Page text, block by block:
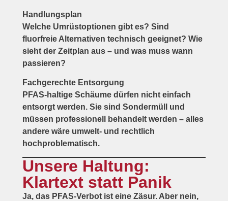
Handlungsplan
Welche Umrüstoptionen gibt es? Sind
fluorfreie Alternativen technisch geeignet? Wie
sieht der Zeitplan aus – und was muss wann
passieren?
Fachgerechte Entsorgung
PFAS-haltige Schäume dürfen nicht einfach
entsorgt werden. Sie sind Sondermüll und
müssen professionell behandelt werden – alles
andere wäre umwelt- und rechtlich
hochproblematisch.
Unsere Haltung:
Klartext statt Panik
Ja, das PFAS-Verbot ist eine Zäsur. Aber nein,